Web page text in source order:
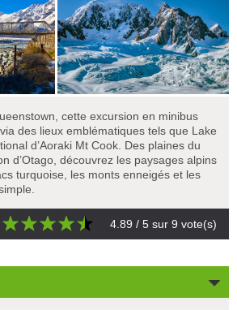
cette excursion en minibus
des lieux emblématiques tels que Lake
d’Aoraki Mt Cook. Des plaines du
d’Otago, découvrez les paysages alpins
turquoise, les monts enneigés et les
4.89 / 5 sur 9 vote(s)